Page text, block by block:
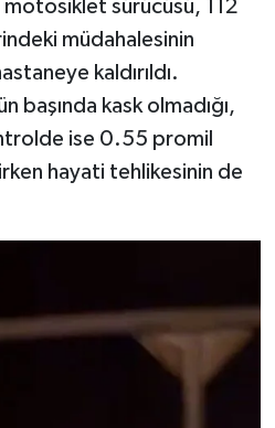
motosiklet sürücüsü, 112
müdahalesinin
kaldırıldı.
başında kask olmadığı,
ise 0.55 promil
hayati tehlikesinin de